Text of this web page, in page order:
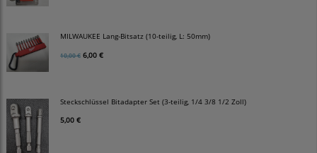
MILWAUKEE Lang-Bitsatz (10-teilig, L: 50mm)
10,00 € 6,00 €
Steckschlüssel Bitadapter Set (3-teilig, 1/4 3/8 1/2 Zoll)
5,00 €